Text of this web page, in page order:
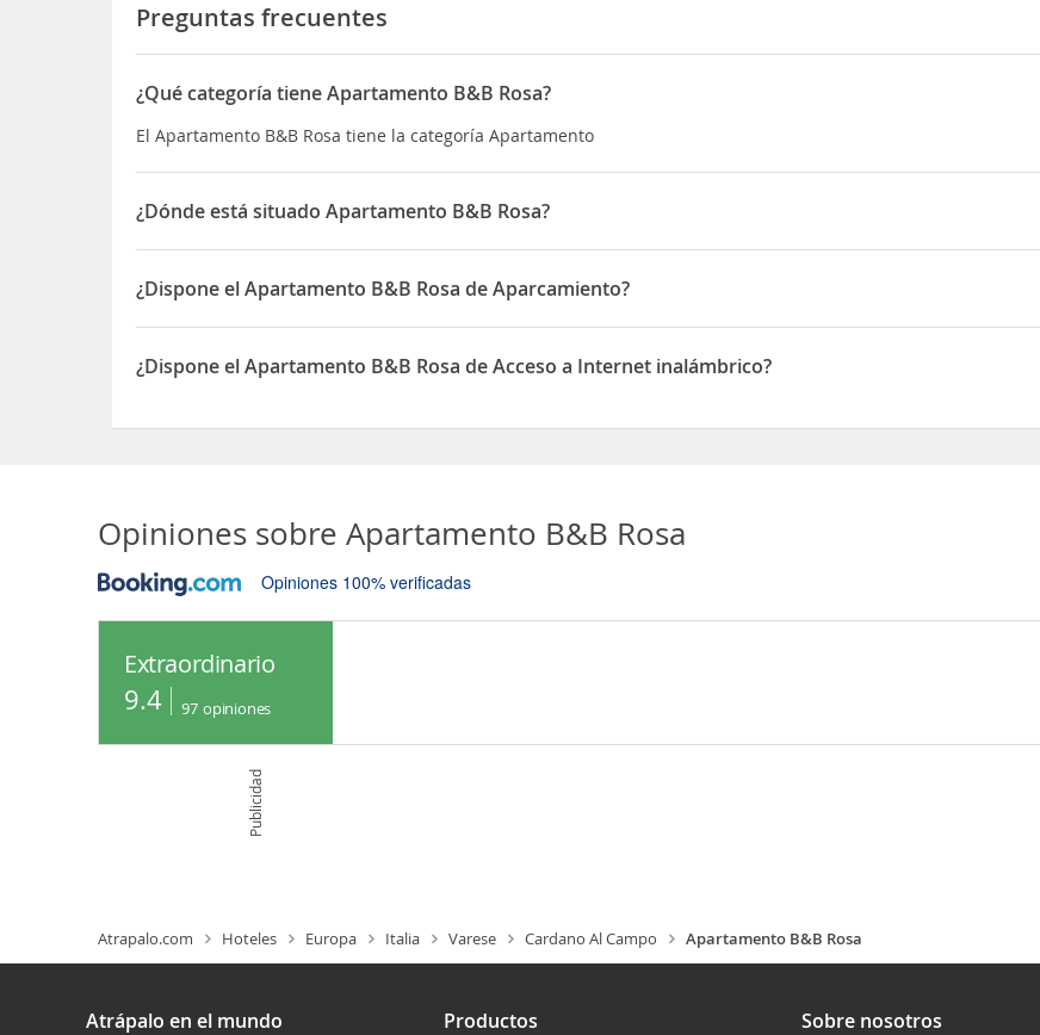
Preguntas frecuentes
¿Qué categoría tiene Apartamento B&B Rosa?
El Apartamento B&B Rosa tiene la categoría Apartamento
¿Dónde está situado Apartamento B&B Rosa?
El Apartamento B&B Rosa está situado en 22 Via Mottarone
¿Dispone el Apartamento B&B Rosa de Aparcamiento?
Sí, el Apartamento B&B Rosa dispone de Aparcamiento
¿Dispone el Apartamento B&B Rosa de Acceso a Internet inalámbrico?
Opiniones sobre Apartamento B&B Rosa
Opiniones 100% verificadas
Extraordinario
9.4 97 opiniones
Publicidad
Atrapalo.com Hoteles Europa Italia Varese Cardano Al Campo Apartamento B&B Rosa
Atrápalo en el mundo Productos Sobre nosotros